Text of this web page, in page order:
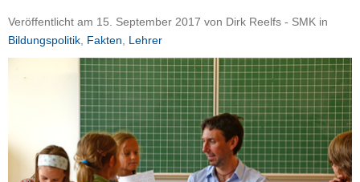
e
i
f
N
Veröffentlicht am 15. September 2017 von Dirk Reelfs - SMK in
Bildungspolitik Fakten Lehrer